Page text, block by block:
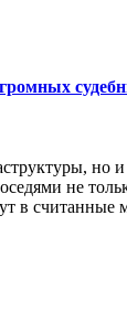
но
не
считанные